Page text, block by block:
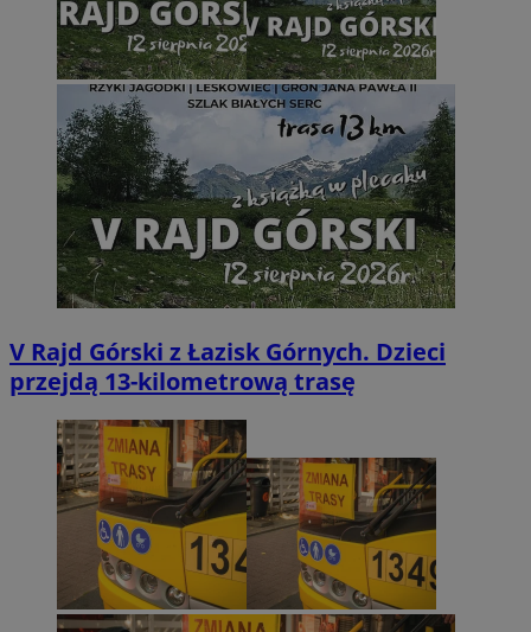
V Rajd Górski z Łazisk Górnych. Dzieci
przejdą 13-kilometrową trasę